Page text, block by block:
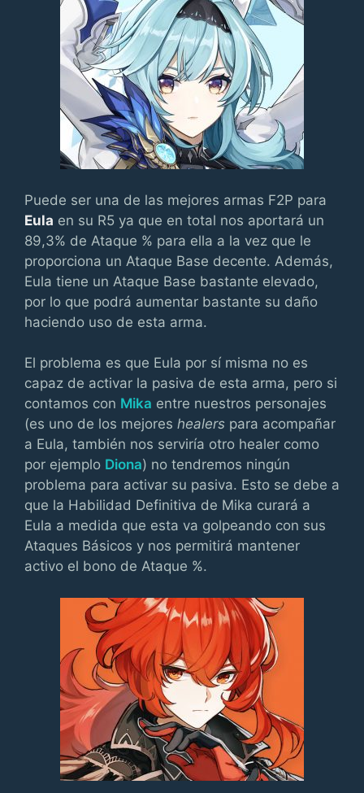
Puede ser una de las mejores armas F2P para
Eula en su R5 ya que en total nos aportará un
89,3% de Ataque % para ella a la vez que le
proporciona un Ataque Base decente. Además,
Eula tiene un Ataque Base bastante elevado,
por lo que podrá aumentar bastante su daño
haciendo uso de esta arma.
El problema es que Eula por sí misma no es
capaz de activar la pasiva de esta arma, pero si
contamos con Mika entre nuestros personajes
(es uno de los mejores healers para acompañar
a Eula, también nos serviría otro healer como
por ejemplo Diona) no tendremos ningún
problema para activar su pasiva. Esto se debe a
que la Habilidad Definitiva de Mika curará a
Eula a medida que esta va golpeando con sus
Ataques Básicos y nos permitirá mantener
activo el bono de Ataque %.